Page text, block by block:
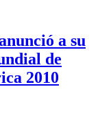
a su
de
2010